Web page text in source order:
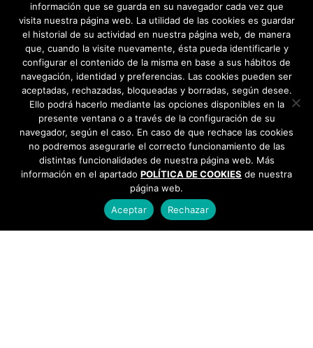
información que se guarda en su navegador cada vez que
visita nuestra página web. La utilidad de las cookies es guardar
el historial de su actividad en nuestra página web, de manera
que, cuando la visite nuevamente, ésta pueda identificarle y
configurar el contenido de la misma en base a sus hábitos de
navegación, identidad y preferencias. Las cookies pueden ser
aceptadas, rechazadas, bloqueadas y borradas, según desee.
Ello podrá hacerlo mediante las opciones disponibles en la
presente ventana o a través de la configuración de su
navegador, según el caso. En caso de que rechace las cookies
no podremos asegurarle el correcto funcionamiento de las
distintas funcionalidades de nuestra página web. Más
información en el apartado POLÍTICA DE COOKIES de nuestra
página web.
Aceptar
Rechazar